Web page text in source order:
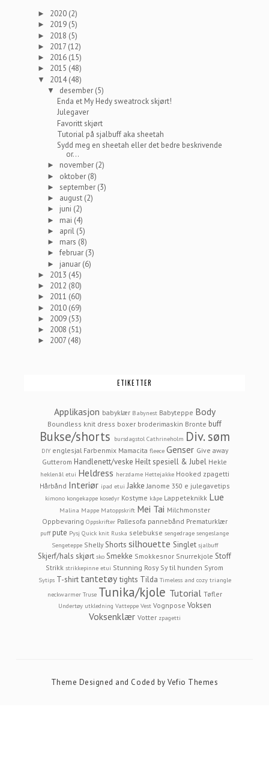
► 2020 (2)
► 2019 (5)
► 2018 (5)
► 2017 (12)
► 2016 (15)
► 2015 (48)
▼ 2014(48)
▼ desember (5)
Enda et My Hedy sweatrock skjørt!
Julegaver
Favoritt skjørt
Tutorial på sjalbuff aka sheetah
Sydd meg en sheetah eller det bedre beskrivende
or...
► november (2)
► oktober (8)
► september (3)
► august (2)
► juni (2)
► mai (4)
► april (5)
► mars (8)
►februar (3)
► januar (6)
► 2013 (45)
► 2012 (80)
► 2011 (60)
► 2010 (69)
► 2009 (53)
► 2008 (51)
► 2007 (48)
ETIKETTER
Applikasjon babyklær Babynest Babyteppe Body
Boundless knit dress boxer broderimaskin Bronte buff
Bukse/shorts bursdagstol Cathrineholm Div. søm
DIY englesjal Farbenmix Mamacita fleece Genser Give away
Gutterom Handlenett/veske Heilt spesiell & Jubel Hekle
heklenål etui Heldress herzdame Hettejakke Hooked zpagetti
Hårbånd Interiør ipad etui Jakke Janome 350 e julegavetips
kimono kongekappe kosedyr Kostyme kåpe Lappeteknikk Lue
Malina Mappe Matoppskrift Mei Tai Milchmonster
Oppbevaring Oppskrifter Pallesofa pannebånd Prematurklær
puff pute Pysj Quick knit Ruska selebukse sengedrage sengeslange
Sengeteppe Shelly Shorts silhouette Singlet sjalbuff
Skjerf/hals skjørt sko Smekke Smokkesnor Snurrekjole Stoff
Strikk strikkepinne etui Stunning Rosy Sy til hunden Syrom
Sytips T-shirt tantetøy tights Tilda Timeless and cozy triangle
neckwarmer Truse Tunika/kjole Tutorial Tøfler
Undertøy utkledning Vatteppe Vest Vognpose Voksen
Voksenklær Votter zpagetti
Theme Designed and Coded byVefio Themes